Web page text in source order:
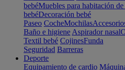
bebéMuebles para habitación de
bebéDecoración bebé
Paseo CocheMochilas
Baño e higiene Aspirador nasal
Textil bebé CojinesFunda
Seguridad Barreras
Deporte
Equipamiento de cardio